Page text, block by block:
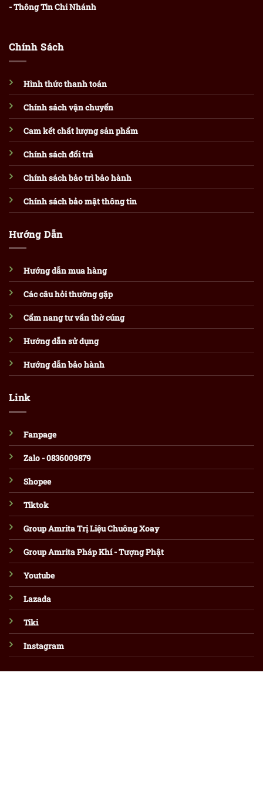
- Thông Tin Chi Nhánh
Chính Sách
Hình thức thanh toán
Chính sách vận chuyển
Cam kết chất lượng sản phẩm
Chính sách đổi trả
Chính sách bảo trì bảo hành
Chính sách bảo mật thông tin
Hướng Dẫn
Hướng dẫn mua hàng
Các câu hỏi thường gặp
Cẩm nang tư vấn thờ cúng
Hướng dẫn sử dụng
Hướng dẫn bảo hành
Link
Fanpage
Zalo - 0836009879
Shopee
Tiktok
Group Amrita Trị Liệu Chuông Xoay
Group Amrita Pháp Khí - Tượng Phật
Youtube
Lazada
Tiki
Instagram